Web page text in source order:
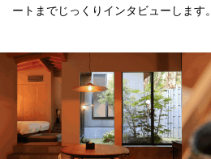
ートまでじっくりインタビューします。